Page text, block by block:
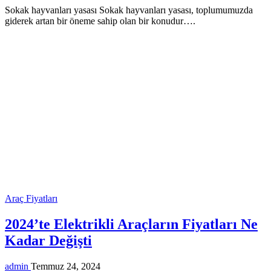
Sokak hayvanları yasası Sokak hayvanları yasası, toplumumuzda
giderek artan bir öneme sahip olan bir konudur….
Araç Fiyatları
2024’te Elektrikli Araçların Fiyatları Ne
Kadar Değişti
admin Temmuz 24, 2024